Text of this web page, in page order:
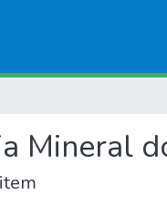
Mineral